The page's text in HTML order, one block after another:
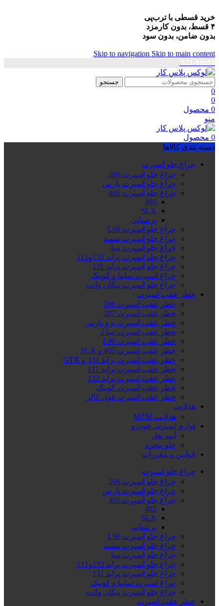
خرید قسطی با ترب‌پی
۴ قسط، بدون کارمزد
بدون ضامن، بدون سود
Skip to navigation Skip to main content
جستجو
0
0
0 محصول
منو
0 محصول
دسته بندی کالاها
چراغ جلو اسپرت
چراغ جلو اسپرت 206
چراغ جلو اسپرت پارس
چراغ جلو اسپرت 405
405
SLX
پرشیایی
چراغ جلو اسپرت L90
چراغ جلو اسپرت سمند
چراغ جلو اسپرت تیبا
چراغ جلو اسپرت پراید 132و111
چراغ جلو اسپرت پراید 131
چراغ اسپرت ساینا و کوییک
چراغ جلو اسپرت پیکان وانت
خطر عقب اسپرت
خطر عقب اسپرت 206
خطر عقب اسپرت 207
خطر عقب اسپرت پژو پارس
خطر عقب اسپرت تیبا 2
خطر عقب اسپرت L90
خطر عقب اسپرت 405 و SLX
خطر عقب اسپرت پراید 131 و GTX
خطر عقب اسپرت پراید 111
خطر عقب اسپرت پراید 132
خطر عقب اسپرت کوییک
خطر عقب اسپرت فول کالر
هدلایت
هدلایت MZM
لوازم اسپرتی خودرو
آینه بغل
جلو پنجره
قوانین و مقررات
چراغ جلو اسپرت
چراغ جلو اسپرت 206
چراغ جلو اسپرت پارس
چراغ جلو اسپرت 405
405
SLX
پرشیایی
چراغ جلو اسپرت L90
چراغ جلو اسپرت سمند
چراغ جلو اسپرت تیبا
چراغ جلو اسپرت پراید 132و111
چراغ جلو اسپرت پراید 131
چراغ اسپرت ساینا و کوییک
چراغ جلو اسپرت پیکان وانت
خطر عقب اسپرت